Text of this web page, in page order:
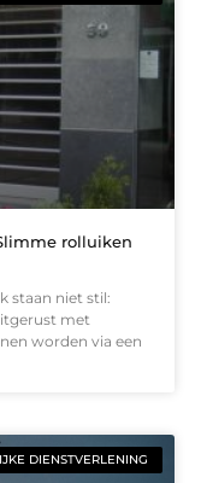
rolluiken
staan niet stil:
met
worden via een
DIENSTVERLENING